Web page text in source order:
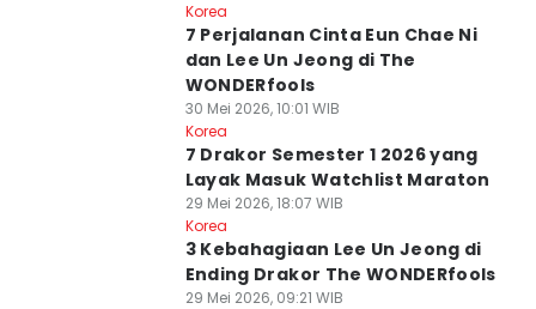
Korea
7 Perjalanan Cinta Eun Chae Ni
dan Lee Un Jeong di The
WONDERfools
30 Mei 2026, 10:01 WIB
Korea
7 Drakor Semester 1 2026 yang
Layak Masuk Watchlist Maraton
29 Mei 2026, 18:07 WIB
Korea
3 Kebahagiaan Lee Un Jeong di
Ending Drakor The WONDERfools
29 Mei 2026, 09:21 WIB